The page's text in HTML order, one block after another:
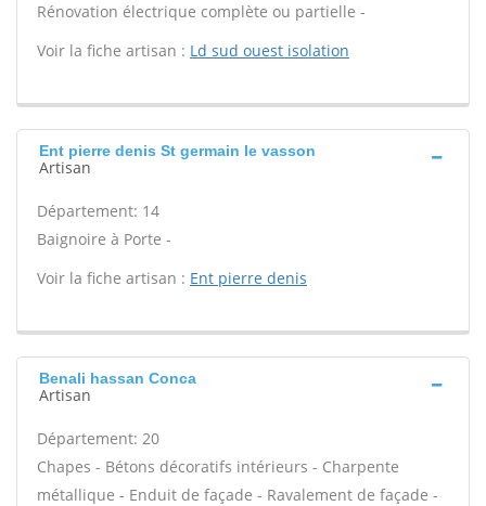
Rénovation électrique complète ou partielle -
Voir la fiche artisan : Ld sud ouest isolation
Ent pierre denis St germain le vasson
Artisan
Département: 14
Baignoire à Porte -
Voir la fiche artisan : Ent pierre denis
Benali hassan Conca
Artisan
Département: 20
Chapes - Bétons décoratifs intérieurs - Charpente
métallique - Enduit de façade - Ravalement de façade -